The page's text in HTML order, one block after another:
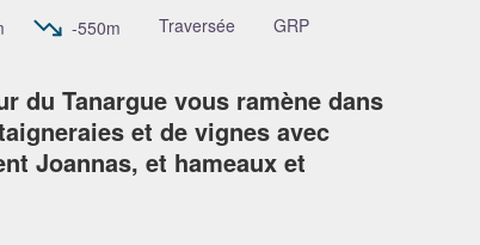
-550m Traversée GRP
du Tanargue vous ramène dans
et de vignes avec
Joannas, et hameaux et